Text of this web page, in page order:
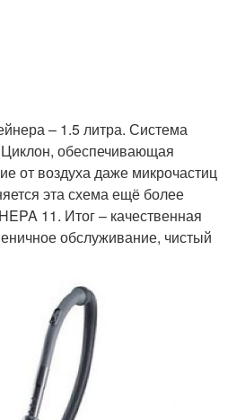
– 1.5 литра. Система
обеспечивающая
от воздуха даже микрочастиц
эта схема ещё более
11. Итог – качественная
обслуживание, чистый